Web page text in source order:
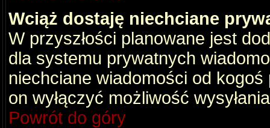
Wciąż dostaję niechciane
W przyszłości planowane jest
dla systemu prywatnych
niechciane wiadomości od
on wyłączyć możliwość
Powrót do góry